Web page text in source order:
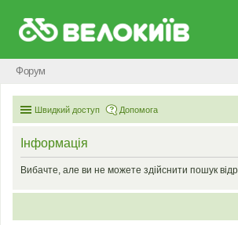
Форум
Швидкий доступ Допомога
Інформація
Вибачте, але ви не можете здійснити пошук